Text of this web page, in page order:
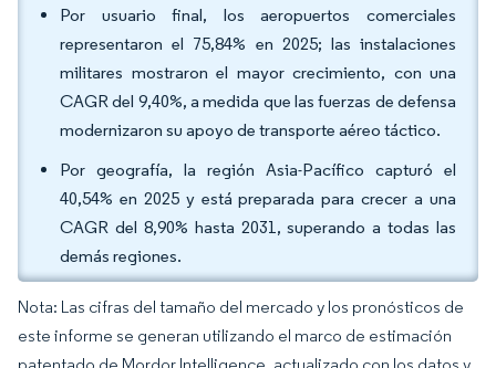
Por usuario final, los aeropuertos comerciales
representaron el 75,84% en 2025; las instalaciones
militares mostraron el mayor crecimiento, con una
CAGR del 9,40%, a medida que las fuerzas de defensa
modernizaron su apoyo de transporte aéreo táctico.
Por geografía, la región Asia-Pacífico capturó el
40,54% en 2025 y está preparada para crecer a una
CAGR del 8,90% hasta 2031, superando a todas las
demás regiones.
Nota: Las cifras del tamaño del mercado y los pronósticos de
este informe se generan utilizando el marco de estimación